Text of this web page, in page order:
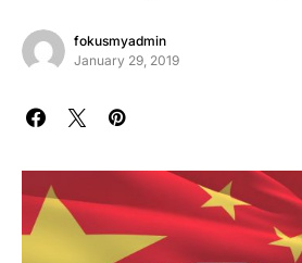
fokusmyadmin
January 29, 2019